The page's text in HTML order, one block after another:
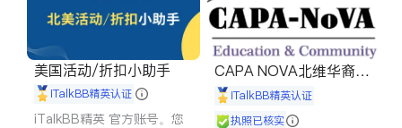
美国活动/折扣小助手
iTalkBB精英认证
iTalkBB精英 官方账号。您
CAPA NOVA北维华裔家
长会iTalkBB精英认证
执照已核实